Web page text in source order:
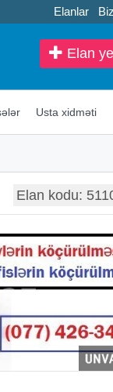
Elanlar
Elan
Usta xidməti
Elan kodu: